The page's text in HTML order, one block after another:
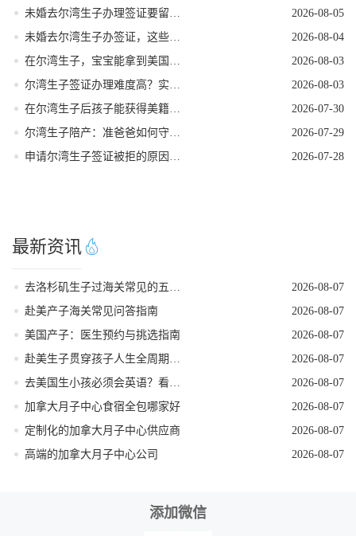
2026-08-05
2026-08-04
2026-08-03
2026-08-03
2026-07-30
2026-07-29
2026-07-28
最新资讯
2026-08-07
赴美产子海关常见问答指南
2026-08-07
美国产子：医生预约与挑选指南
2026-08-07
2026-08-07
2026-08-07
加拿大月子中心食宿全包哪家好
2026-08-07
定制化的加拿大月子中心供应商
2026-08-07
高端的加拿大月子中心公司
2026-08-07
添加微信